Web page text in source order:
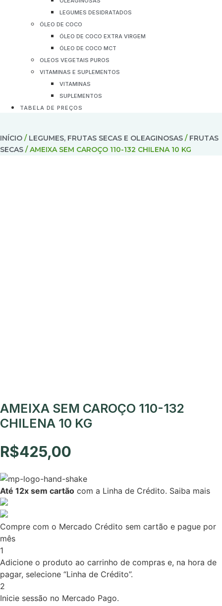
LEGUMES DESIDRATADOS
ÓLEO DE COCO
ÓLEO DE COCO EXTRA VIRGEM
ÓLEO DE COCO MCT
OLEOS VEGETAIS PUROS
VITAMINAS E SUPLEMENTOS
VITAMINAS
SUPLEMENTOS
TABELA DE PREÇOS
INÍCIO / LEGUMES, FRUTAS SECAS E OLEAGINOSAS / FRUTAS
SECAS / AMEIXA SEM CAROÇO 110-132 CHILENA 10 KG
AMEIXA SEM CAROÇO 110-132
CHILENA 10 KG
R$425,00
Até 12x sem cartão com a Linha de Crédito. Saiba mais
Compre com o Mercado Crédito sem cartão e pague por
mês
1
Adicione o produto ao carrinho de compras e, na hora de
pagar, selecione “Linha de Crédito”.
2
Inicie sessão no Mercado Pago.